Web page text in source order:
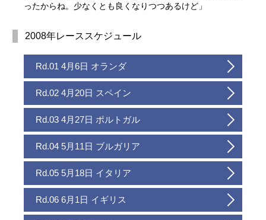
ったからね。少なくとも良くなりつつあるけど」
2008年レーススケジュール
Rd.01 4月6日 オランダ
Rd.02 4月20日 スペイン
Rd.03 4月27日 ポルトガル
Rd.04 5月11日 ブルガリア
Rd.05 5月18日 イタリア
Rd.06 6月1日 イギリス